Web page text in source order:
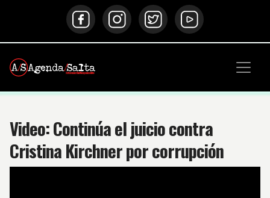
Video: Continúa el juicio contra
Cristina Kirchner por corrupción